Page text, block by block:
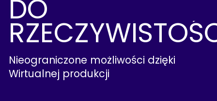
DO
Nieograniczone możliwości dzięki
Wirtualnej produkcji